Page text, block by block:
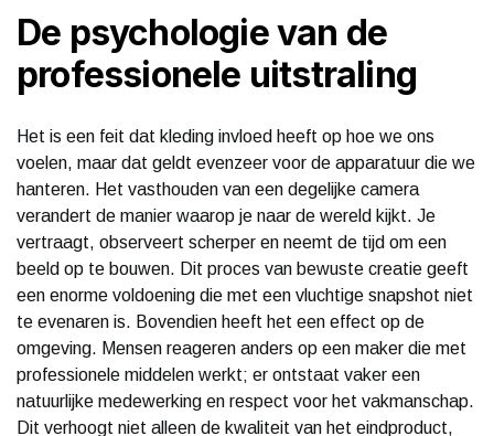
De psychologie van de
professionele uitstraling
Het is een feit dat kleding invloed heeft op hoe we ons
voelen, maar dat geldt evenzeer voor de apparatuur die we
hanteren. Het vasthouden van een degelijke camera
verandert de manier waarop je naar de wereld kijkt. Je
vertraagt, observeert scherper en neemt de tijd om een
beeld op te bouwen. Dit proces van bewuste creatie geeft
een enorme voldoening die met een vluchtige snapshot niet
te evenaren is. Bovendien heeft het een effect op de
omgeving. Mensen reageren anders op een maker die met
professionele middelen werkt; er ontstaat vaker een
natuurlijke medewerking en respect voor het vakmanschap.
Dit verhoogt niet alleen de kwaliteit van het eindproduct,